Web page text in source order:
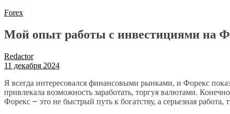
Forex
Мой опыт работы с инвестициями на
Redactor
11 декабря 2024
Я всегда интересовался финансовыми рынками, и Форекс
привлекала возможность заработать, торгуя валютами.
Форекс ౼ это не быстрый путь к богатству, а серьезная